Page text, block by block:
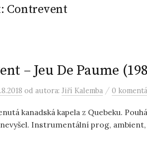
Contrevent
– Jeu De Paume
od autora: Jiří Kalemba / 0
kanadská kapela z Quebeku.
Instrumentální prog, ambient,